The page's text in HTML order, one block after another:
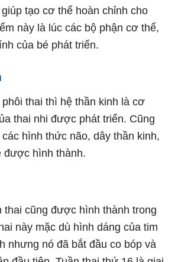
tạo cơ thể hoàn chỉnh cho
này là lúc các bộ phận cơ thể,
của bé phát triển.
thai thì hệ thần kinh là cơ
thai nhi được phát triển. Cũng
hình thức não, dây thần kinh,
được hình thành.
thai cũng được hình thành trong
này mặc dù hình dáng của tim
nhưng nó đã bắt đầu co bóp và